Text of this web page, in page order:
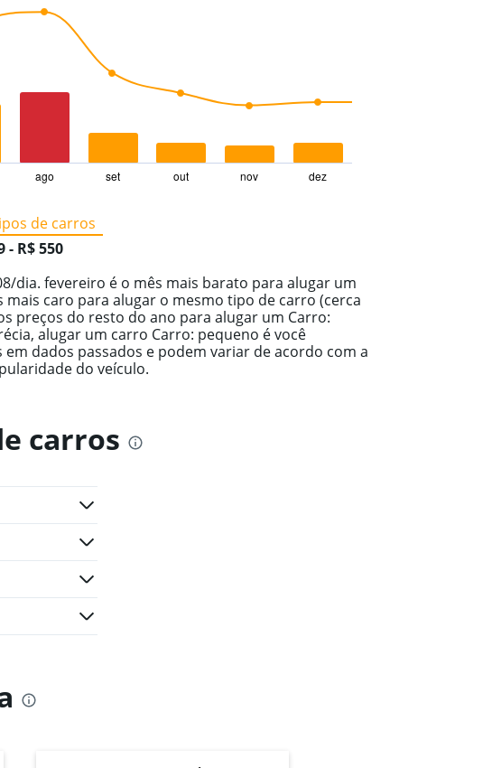
ago set out nov dez
de carros
- R$ 550
dia. fevereiro é o mês mais barato para alugar um
caro para alugar o mesmo tipo de carro (cerca
preços do resto do ano para alugar um Carro:
alugar um carro Carro: pequeno é você
dados passados e podem variar de acordo com a
do veículo.
carros